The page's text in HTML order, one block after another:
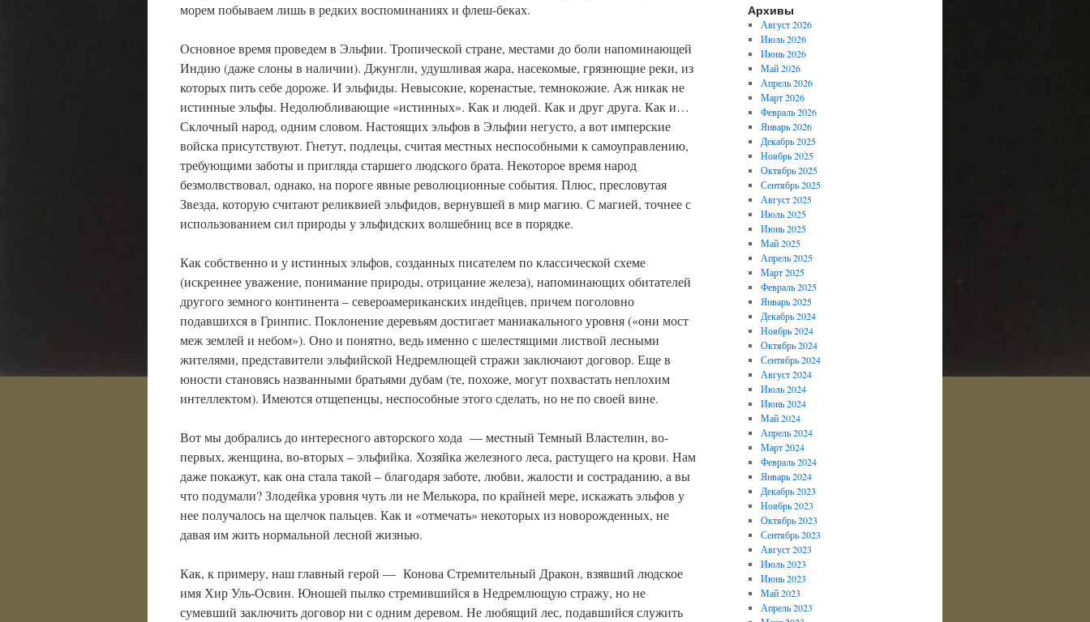
морем побываем лишь в редких воспоминаниях и флеш-беках.
Основное время проведем в Эльфии. Тропической стране, местами до боли напоминающей
Индию (даже слоны в наличии). Джунгли, удушливая жара, насекомые, грязнющие реки, из
которых пить себе дороже. И эльфиды. Невысокие, коренастые, темнокожие. Аж никак не
истинные эльфы. Недолюбливающие «истинных». Как и людей. Как и друг друга. Как и…
Склочный народ, одним словом. Настоящих эльфов в Эльфии негусто, а вот имперские
войска присутствуют. Гнетут, подлецы, считая местных неспособными к самоуправлению,
требующими заботы и пригляда старшего людского брата. Некоторое время народ
безмолвствовал, однако, на пороге явные революционные события. Плюс, пресловутая
Звезда, которую считают реликвией эльфидов, вернувшей в мир магию. С магией, точнее с
использованием сил природы у эльфидских волшебниц все в порядке.
Как собственно и у истинных эльфов, созданных писателем по классической схеме
(искреннее уважение, понимание природы, отрицание железа), напоминающих обитателей
другого земного континента – североамериканских индейцев, причем поголовно
подавшихся в Гринпис. Поклонение деревьям достигает маниакального уровня («они мост
меж землей и небом»). Оно и понятно, ведь именно с шелестящими листвой лесными
жителями, представители эльфийской Недремлющей стражи заключают договор. Еще в
юности становясь названными братьями дубам (те, похоже, могут похвастать неплохим
интеллектом). Имеются отщепенцы, неспособные этого сделать, но не по своей вине.
Вот мы добрались до интересного авторского хода — местный Темный Властелин, во-
первых, женщина, во-вторых – эльфийка. Хозяйка железного леса, растущего на крови. Нам
даже покажут, как она стала такой – благодаря заботе, любви, жалости и состраданию, а вы
что подумали? Злодейка уровня чуть ли не Мелькора, по крайней мере, искажать эльфов у
нее получалось на щелчок пальцев. Как и «отмечать» некоторых из новорожденных, не
давая им жить нормальной лесной жизнью.
Как, к примеру, наш главный герой — Конова Стремительный Дракон, взявший людское
имя Хир Уль-Освин. Юношей пылко стремившийся в Недремлющую стражу, но не
сумевший заключить договор ни с одним деревом. Не любящий лес, подавшийся служить
Архивы
Август 2026
Июль 2026
Июнь 2026
Май 2026
Апрель 2026
Март 2026
Февраль 2026
Январь 2026
Декабрь 2025
Ноябрь 2025
Октябрь 2025
Сентябрь 2025
Август 2025
Июль 2025
Июнь 2025
Май 2025
Апрель 2025
Март 2025
Февраль 2025
Январь 2025
Декабрь 2024
Ноябрь 2024
Октябрь 2024
Сентябрь 2024
Август 2024
Июль 2024
Июнь 2024
Май 2024
Апрель 2024
Март 2024
Февраль 2024
Январь 2024
Декабрь 2023
Ноябрь 2023
Октябрь 2023
Сентябрь 2023
Август 2023
Июль 2023
Июнь 2023
Май 2023
Апрель 2023